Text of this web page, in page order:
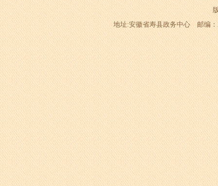
地址:安徽省寿县政务中心 邮编：